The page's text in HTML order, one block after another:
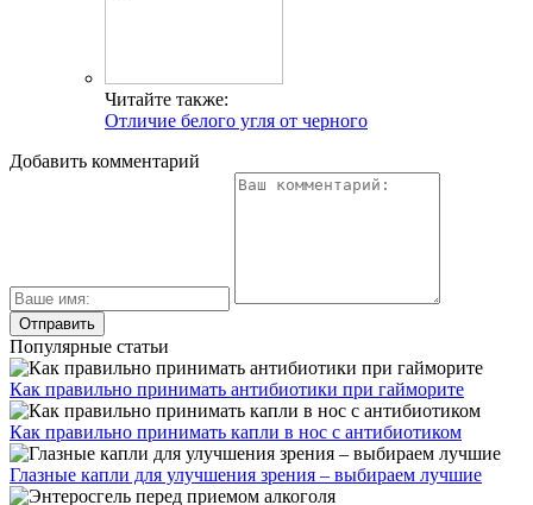
Читайте также:
Отличие белого угля от черного
Добавить комментарий
Популярные статьи
Как правильно принимать антибиотики при гайморите
Как правильно принимать капли в нос с антибиотиком
Глазные капли для улучшения зрения – выбираем лучшие